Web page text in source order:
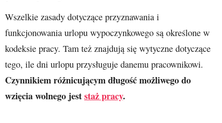
Wszelkie zasady dotyczące przyznawania i
funkcjonowania urlopu wypoczynkowego są określone w
kodeksie pracy. Tam też znajdują się wytyczne dotyczące
tego, ile dni urlopu przysługuje danemu pracownikowi.
Czynnikiem różnicującym długość możliwego do
wzięcia wolnego jeststaż pracy.